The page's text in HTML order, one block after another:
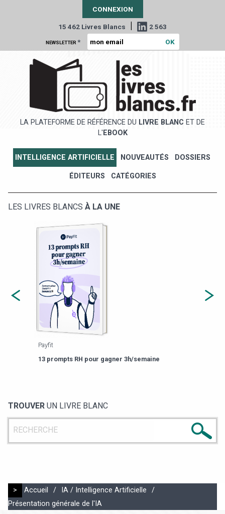
CONNEXION
15 462 Livres Blancs | 2 563
NEWSLETTER *
LA PLATEFORME DE RÉFÉRENCE DU LIVRE BLANC ET DE
L' EBOOK
INTELLIGENCE ARTIFICIELLE NOUVEAUTÉS DOSSIERS
ÉDITEURS CATÉGORIES
LES LIVRES BLANCS À LA UNE
Payfit
13 prompts RH pour gagner 3h/semaine
TROUVER UN LIVRE BLANC
> Accueil / IA / Intelligence Artificielle
/
Présentation générale de l'IA